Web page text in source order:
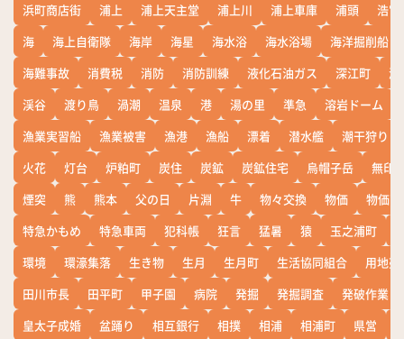
浜町商店街
浦上 浦上天主堂 浦上川 浦上車庫 浦頭
浩宮
海
海上自衛隊 海岸 海星 海水浴 海水浴場
海洋掘削船
海難事故
消費税 消防 消防訓練 液化石油ガス 深江町
淵
渓谷
渡り鳥 渦潮 温泉 港 湯の里 準急 溶岩ドーム
漁業実習船
漁業被害 漁港 漁船 漂着 潜水艦
潮干狩り
火花
灯台 炉粕町 炭住 炭鉱 炭鉱住宅 烏帽子岳
無印
煙突
熊 熊本 父の日 片淵 牛 物々交換 物価
物価高
特急かもめ
特急車両 犯科帳 狂言 猛暑 猿 玉之浦町
環境
環濠集落 生き物 生月 生月町 生活協同組合
用地売
田川市長
田平町 甲子園 病院 発掘 発掘調査
発破作業
皇太子成婚
盆踊り 相互銀行 相撲 相浦 相浦町 県営